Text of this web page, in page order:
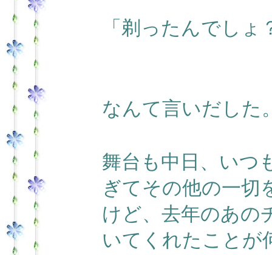
「剃ったんでしょ
なんて言いだした
舞台も中日、いつ
ぎてその他の一切
けど、去年のあの
いてくれたことが